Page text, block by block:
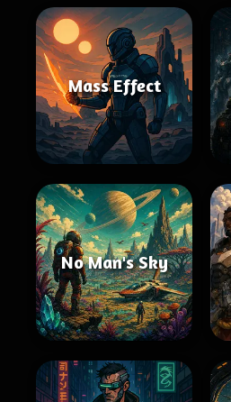
Mass Effect
No Man's Sky